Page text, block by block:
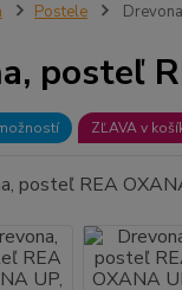
Postele
posteľ
ZĽAVA v